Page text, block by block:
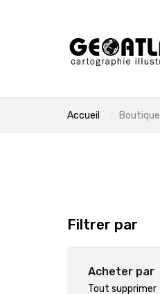
Accueil Boutique
Filtrer par
Acheter par
Tout supprimer